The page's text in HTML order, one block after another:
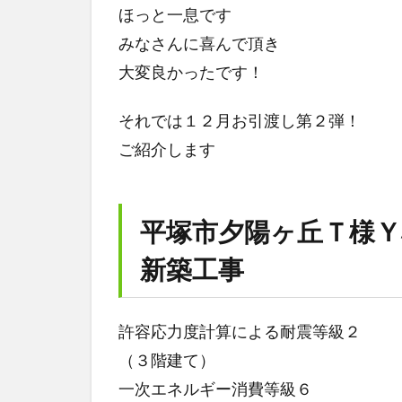
ほっと一息です
みなさんに喜んで頂き
大変良かったです！
それでは１２月お引渡し第２弾！
ご紹介します
平塚市夕陽ヶ丘Ｔ様
新築工事
許容応力度計算による耐震等級２
（３階建て）
一次エネルギー消費等級６